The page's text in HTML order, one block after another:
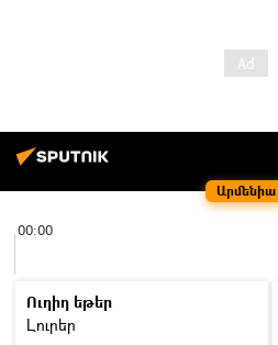
Արմենիա
00:00
Ուղիղ եթեր
Լուրեր